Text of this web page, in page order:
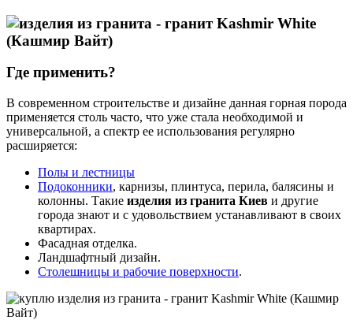
Где применить?
В современном строительстве и дизайне данная горная порода
применяется столь часто, что уже стала необходимой и
универсальной, а спектр ее использования регулярно
расширяется:
Полы и лестницы
Подоконники, карнизы, плинтуса, перила, балясины и
колонны. Такие изделия из гранита Киев и другие
города знают и с удовольствием устанавливают в своих
квартирах.
Фасадная отделка.
Ландшафтный дизайн.
Столешницы и рабочие поверхности.